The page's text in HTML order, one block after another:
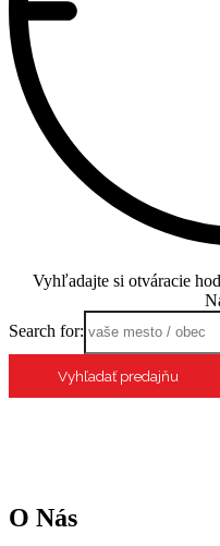
Vyhľadajte si otváracie
Search for:
O Nás